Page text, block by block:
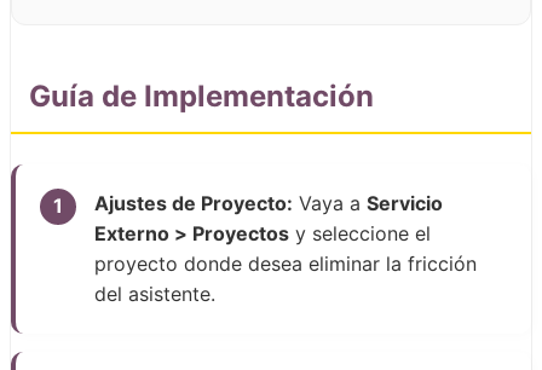
Guía de Implementación
1 Ajustes de Proyecto: Vaya a Servicio
Externo > Proyectos y seleccione el
proyecto donde desea eliminar la fricción
del asistente.